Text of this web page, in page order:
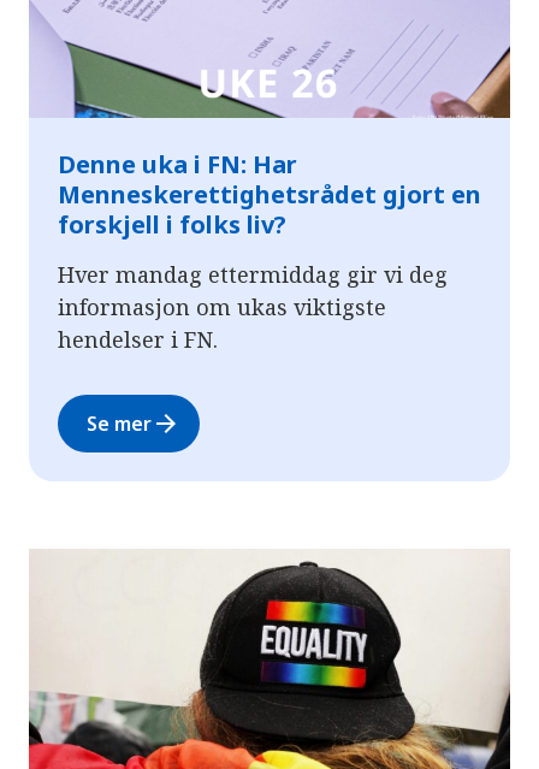
Denne uka i FN: Har
Menneskerettighetsrådet gjort en
forskjell i folks liv?
Hver mandag ettermiddag gir vi deg
informasjon om ukas viktigste
hendelser i FN.
Se merarrow_forward